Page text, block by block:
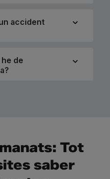
accident
de
Tot
saber